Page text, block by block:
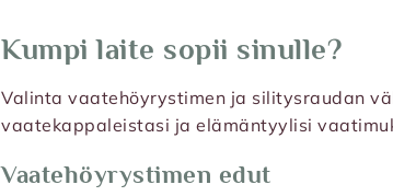
Kumpi laite sopii sinulle?
Valinta vaatehöyrystimen ja silitysraudan
vaatekappaleistasi ja elämäntyylisi
Vaatehöyrystimen edut